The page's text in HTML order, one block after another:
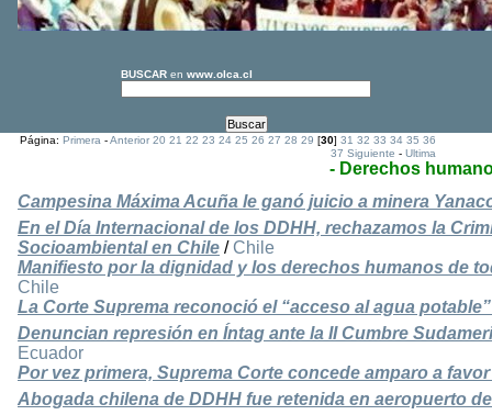
BUSCAR en www.olca.cl
Página:Primera -Anterior 20 21 22 23 24 25 26 27 28 29 [30]31 32 33 34 35 36
37 Siguiente -Ultima
- Derechos
Campesina Máxima Acuña le ganó juicio a minera
En el Día Internacional de los DDHH, rechazamos la
Socioambiental en Chile / Chile
Manifiesto por la dignidad y los derechos humanos de
Chile
La Corte Suprema reconoció el “acceso al agua
Denuncian represión en Íntag ante la II Cumbre
Ecuador
Por vez primera, Suprema Corte concede amparo a
Abogada chilena de DDHH fue retenida en aeropuerto